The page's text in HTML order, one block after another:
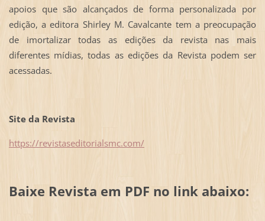
apoios que são alcançados de forma personalizada por
edição, a editora Shirley M. Cavalcante tem a preocupação
de imortalizar todas as edições da revista nas mais
diferentes mídias, todas as edições da Revista podem ser
acessadas.
Site da Revista
https://revistaseditorialsmc.com/
Baixe Revista em PDF no link abaixo: